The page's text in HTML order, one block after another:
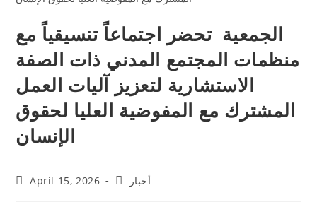
الجمعية تحضر اجتماعاً تنسيقياً مع
منظمات المجتمع المدني ذات الصفة
الاستشارية لتعزيز آليات العمل
المشترك مع المفوضية العليا لحقوق
April 15, 2026 أخبار